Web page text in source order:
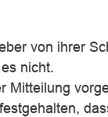
von ihrer
nicht.
Mitteilung